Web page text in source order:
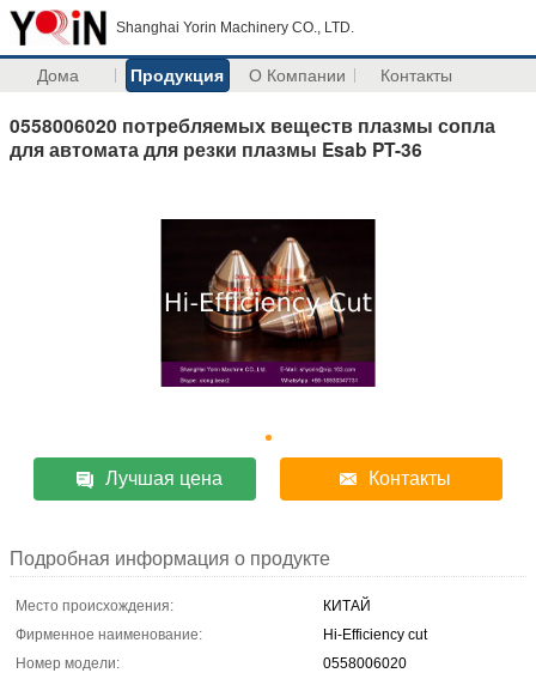
Shanghai Yorin Machinery CO., LTD.
Дома Продукция О Компании Контакты
0558006020 потребляемых веществ плазмы сопла
для автомата для резки плазмы Esab PT-36
Лучшая цена Контакты
Подробная информация о продукте
Место происхождения:
КИТАЙ
Фирменное наименование:
Hi-Efficiency cut
Номер модели:
0558006020